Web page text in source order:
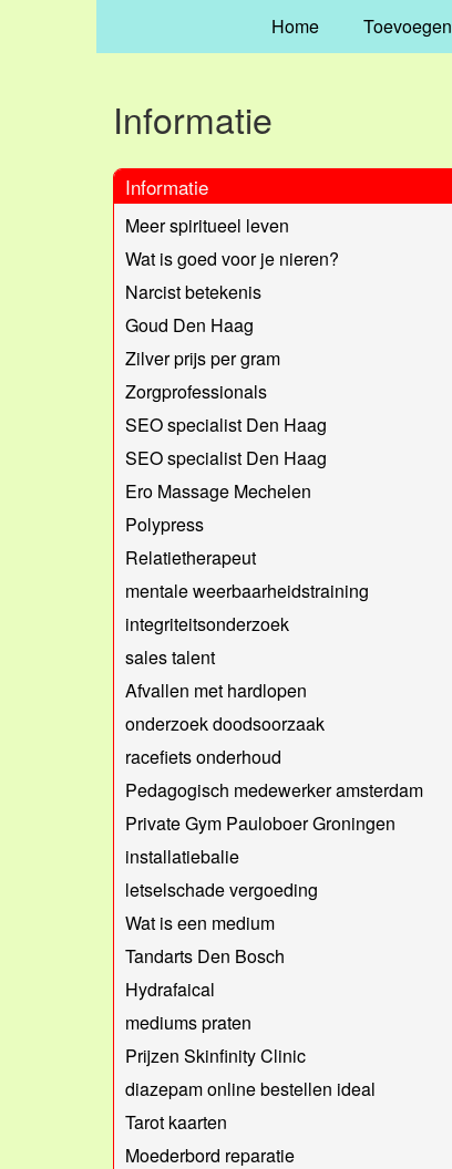
Home Toevoegen
Informatie
Informatie
Meer spiritueel leven
Wat is goed voor je nieren?
Narcist betekenis
Goud Den Haag
Zilver prijs per gram
Zorgprofessionals
SEO specialist Den Haag
SEO specialist Den Haag
Ero Massage Mechelen
Polypress
Relatietherapeut
mentale weerbaarheidstraining
integriteitsonderzoek
sales talent
Afvallen met hardlopen
onderzoek doodsoorzaak
racefiets onderhoud
Pedagogisch medewerker amsterdam
Private Gym Pauloboer Groningen
installatiebalie
letselschade vergoeding
Wat is een medium
Tandarts Den Bosch
Hydrafaical
mediums praten
Prijzen Skinfinity Clinic
diazepam online bestellen ideal
Tarot kaarten
Moederbord reparatie